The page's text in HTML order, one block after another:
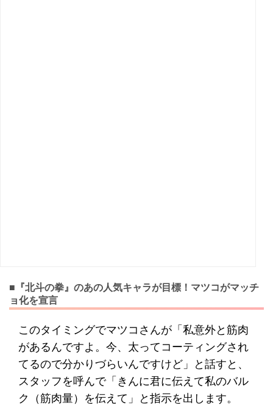
■『北斗の拳』のあの人気キャラが目標！マツコがマッチ
ョ化を宣言
このタイミングでマツコさんが「私意外と筋肉
があるんですよ。今、太ってコーティングされ
てるので分かりづらいんですけど」と話すと、
スタッフを呼んで「きんに君に伝えて私のバル
ク（筋肉量）を伝えて」と指示を出します。